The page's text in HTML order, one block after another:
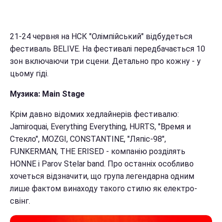
21-24 червня на НСК "Олімпійський" відбудеться
фестиваль BELIVE. На фестивалі передбачається 10
зон включаючи три сцени. Детально про кожну - у
цьому гіді.
Музика: Main Stage
Крім давно відомих хедлайнерів фестивалю:
Jamiroquai, Everything Everything, HURTS, "Время и
Стекло", MOZGI, CONSTANTINE, "Ляпіс-98",
FUNKERMAN, THE ERISED - компанію розділять
HONNE і Parov Stelar band. Про останніх особливо
хочеться відзначити, що група легендарна одним
лише фактом винаходу такого стилю як електро-
свінг.